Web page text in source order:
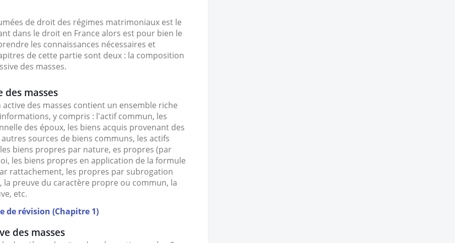
de droit des régimes matrimoniaux est le
dans le droit en France alors est pour bien le
les connaissances nécessaires et
de cette partie sont deux : la composition
des masses.
des masses
des masses contient un ensemble riche
y compris : l'actif commun, les
des époux, les biens acquis provenant des
sources de biens communs, les actifs
biens propres par nature, es propres (par
les biens propres en application de la formule
rattachement, les propres par subrogation
la preuve du caractère propre ou commun, la
etc.
de révision (Chapitre 1)
des masses